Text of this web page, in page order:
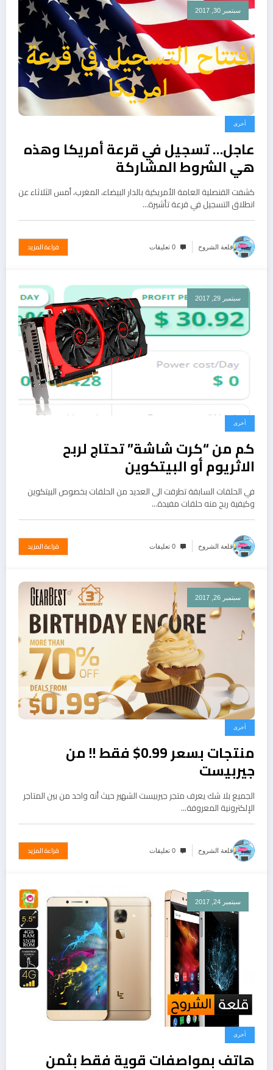
سبتمبر 30, 2017
أخرى
عاجل… تسجيل في قرعة أمريكا وهذه
هي الشروط المشاركة
كشفت القنصلية العامة الأمريكية بالدار البيضاء، المغرب، أمس الثلاثاء عن
انطلاق التسجيل في قرعة تأشيرة…
قلعة الشروح 0 تعليقات قراءة المزيد
سبتمبر 29, 2017
أخرى
كم من “كرت شاشة” تحتاج لربح
الاثريوم أو البيتكوين
في الحلقات السابقة تطرقت الى العديد من الحلقات بخصوص البيتكوين
وكيفية ربح منه حلقات مفيدة…
قلعة الشروح 0 تعليقات قراءة المزيد
سبتمبر 26, 2017
أخرى
منتجات بسعر 0.99$ فقط !! من
جيربيست
الجميع بلا شك يعرف متجر جيربيست الشهير حيث أنه واحد من بين المتاجر
الإلكترونية المعروفة…
قلعة الشروح 0 تعليقات قراءة المزيد
سبتمبر 24, 2017
أخرى
هاتف بمواصفات قوية فقط بثمن